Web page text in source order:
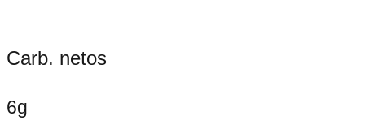
Carb. netos
6g